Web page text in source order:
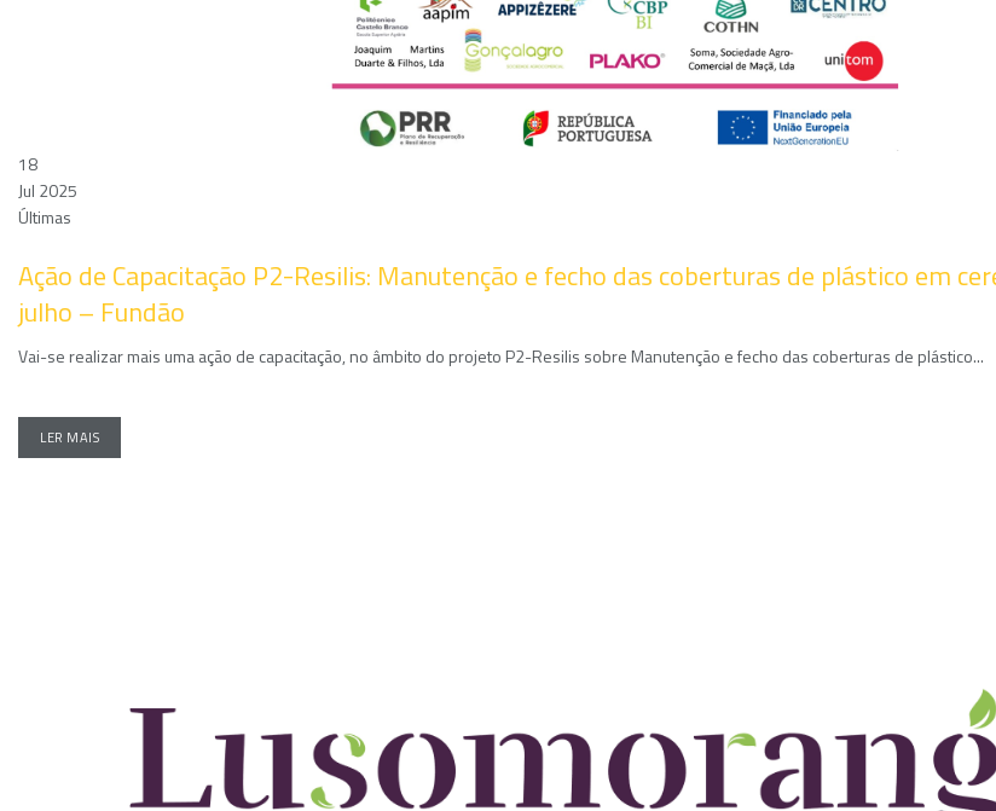
18
Jul 2025
Últimas
Ação de Capacitação P2-Resilis: Manutenção e fecho das coberturas de plástico em
julho – Fundão
Vai-se realizar mais uma ação de capacitação, no âmbito do projeto P2-Resilis sobre Manutenção e fecho das coberturas de plástico...
LER MAIS